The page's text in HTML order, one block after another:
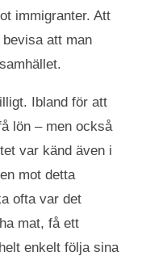
immigranter. Att
att man
Ibland för att
lön – men också
var känd även i
mot detta
ofta var det
mat, få ett
enkelt följa sina